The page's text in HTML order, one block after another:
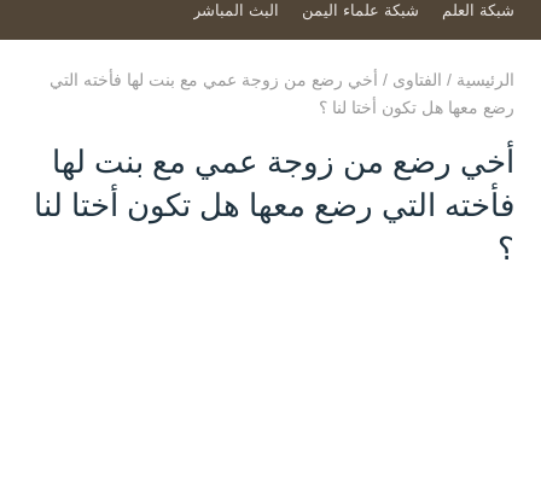
شبكة العلم شبكة علماء اليمن البث المباشر
الرئيسية / الفتاوى / أخي رضع من زوجة عمي مع بنت لها فأخته التي
رضع معها هل تكون أختا لنا ؟
أخي رضع من زوجة عمي مع بنت لها
فأخته التي رضع معها هل تكون أختا لنا
؟